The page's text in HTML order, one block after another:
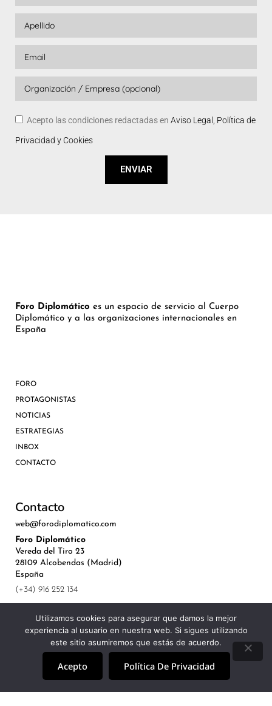
Acepto las condiciones redactadas en Aviso Legal, Política de
Privacidad y Cookies
ENVIAR
Foro Diplomático es un espacio de servicio al Cuerpo
Diplomático y a las organizaciones internacionales en
España
FORO
PROTAGONISTAS
NOTICIAS
ESTRATEGIAS
INBOX
CONTACTO
Contacto
web@forodiplomatico.com
Foro Diplomático
Vereda del Tiro 23
28109 Alcobendas (Madrid)
España
(+34) 916 252 134
Utilizamos cookies para asegurar que damos la mejor
experiencia al usuario en nuestra web. Si sigues utilizando
este sitio asumiremos que estás de acuerdo.
Acepto Política De Privacidad